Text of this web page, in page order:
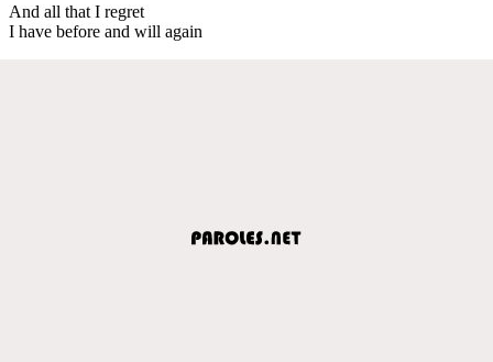
And all that I regret
I have before and will again